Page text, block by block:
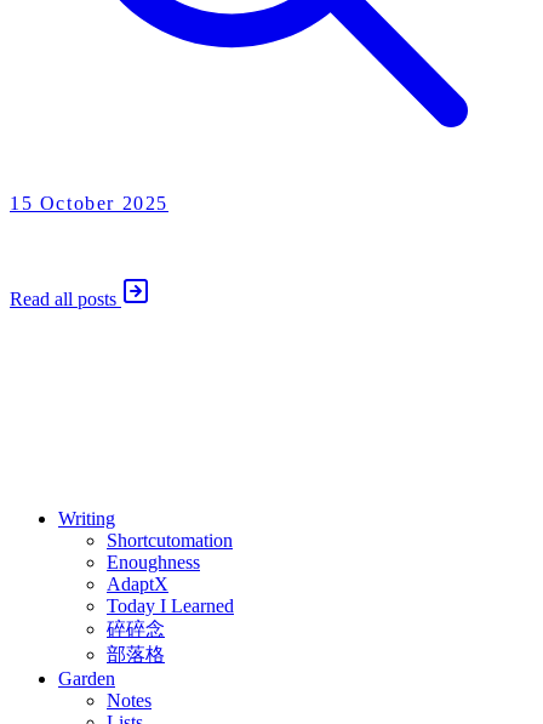
15 October 2025
Read all posts
Writing
Shortcutomation
Enoughness
AdaptX
Today I Learned
碎碎念
部落格
Garden
Notes